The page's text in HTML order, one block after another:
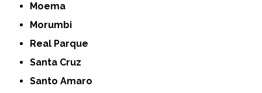
Moema
Morumbi
Real Parque
Santa Cruz
Santo Amaro